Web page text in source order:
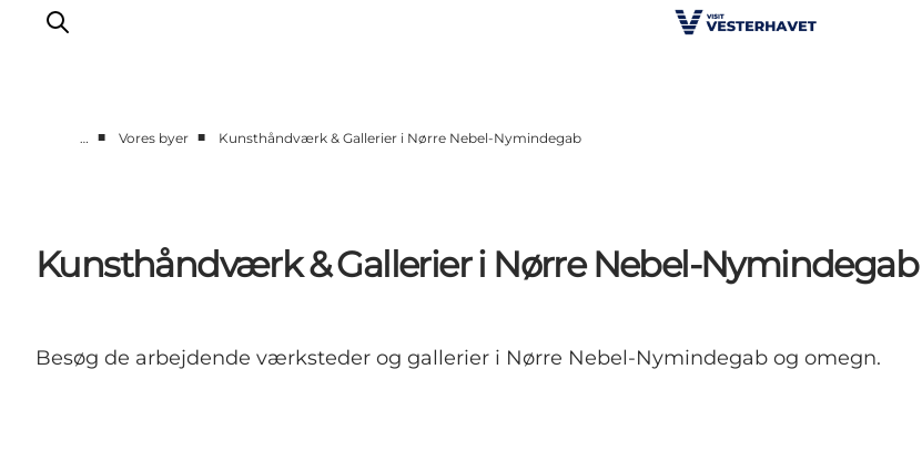
Vores Byer
Mad & Overnatning
Planlæg din ferie
… ■ Vores byer ■ Kunsthåndværk & Gallerier i Nørre Nebel-Nymindegab
Kunsthåndværk & Gallerier i Nørre Nebel-Nymindegab
Besøg de arbejdende værksteder og gallerier i Nørre Nebel-Nymindegab og omegn.